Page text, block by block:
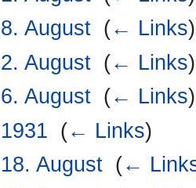
8. August (← Links)
2. August (← Links)
6. August (← Links)
1931 (← Links)
18. August (←